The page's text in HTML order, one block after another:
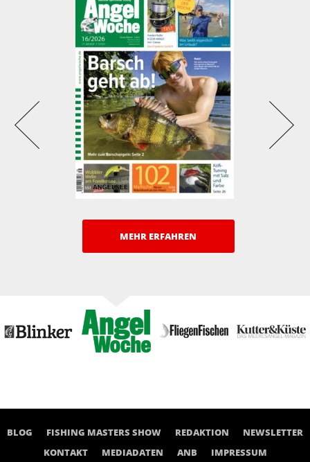
MEHR ERFAHREN
BLOG FISHING MASTERS SHOW REDAKTION
NEWSLETTER
KONTAKT
MEDIADATEN ANB IMPRESSUM